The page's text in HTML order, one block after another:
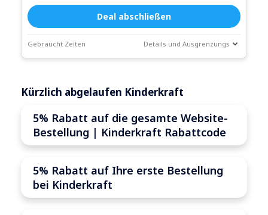
Deal abschließen
Gebraucht Zeiten Details und Ausgrenzungs
Läuft ab:
Kürzlich abgelaufen Kinderkraft
5% Rabatt auf die gesamte Website-
Bestellung | Kinderkraft Rabattcode
5% Rabatt auf Ihre erste Bestellung
bei Kinderkraft